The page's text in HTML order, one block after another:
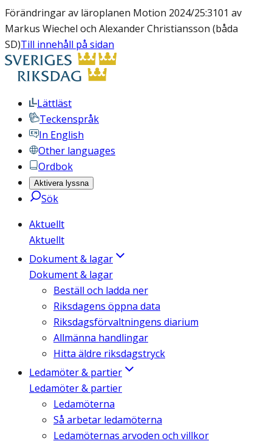
Förändringar av läroplanen Motion 2024/25:3101 av
Markus Wiechel och Alexander Christiansson (båda
SD)Till innehåll på sidan
Lättläst
Teckenspråk
In English
Other languages
Ordbok
Aktivera lyssna
Sök
Aktuellt
Aktuellt
Dokument & lagar
Dokument & lagar
Beställ och ladda ner
Riksdagens öppna data
Riksdagsförvaltningens diarium
Allmänna handlingar
Hitta äldre riksdagstryck
Ledamöter & partier
Ledamöter & partier
Ledamöterna
Så arbetar ledamöterna
Ledamöternas arvoden och villkor